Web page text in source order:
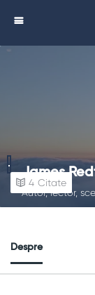
James
Autor, lector,
4 Citate
Despre